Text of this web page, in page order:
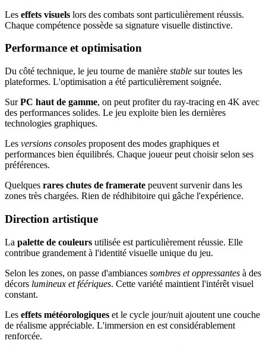
Les effets visuels lors des combats sont particulièrement réussis.
Chaque compétence possède sa signature visuelle distinctive.
Performance et optimisation
Du côté technique, le jeu tourne de manière stable sur toutes les
plateformes. L'optimisation a été particulièrement soignée.
SurPC haut de gamme, on peut profiter du ray-tracing en 4K avec
des performances solides. Le jeu exploite bien les dernières
technologies graphiques.
Les versions consoles proposent des modes graphiques et
performances bien équilibrés. Chaque joueur peut choisir selon ses
préférences.
Quelques rares chutes de framerate peuvent survenir dans les
zones très chargées. Rien de rédhibitoire qui gâche l'expérience.
Direction artistique
La palette de couleurs utilisée est particulièrement réussie. Elle
contribue grandement à l'identité visuelle unique du jeu.
Selon les zones, on passe d'ambiances sombres et oppressantes à des
décors lumineux et féériques. Cette variété maintient l'intérêt visuel
constant.
Les effets météorologiques et le cycle jour/nuit ajoutent une couche
de réalisme appréciable. L'immersion en est considérablement
renforcée.